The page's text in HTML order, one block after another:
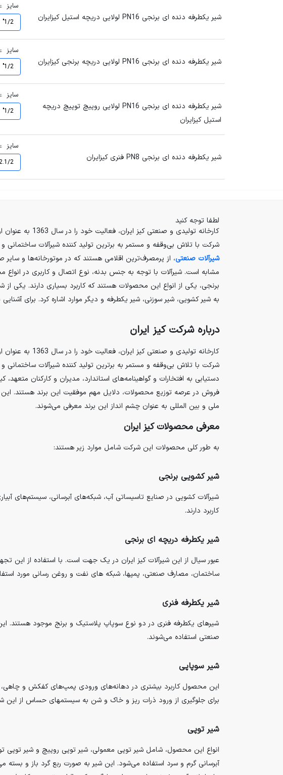
شیر یکطرفه دنده ای برنجی PN16 لولایی دریچه استیل کیزایران
سایز
1/2"
شیر یکطرفه دنده ای برنجی PN16 لولایی دریچه برنجی کیزایران
سایز
1/2"
شیر یکطرفه دنده ای برنجی PN16 لولایی روپیچ توپیچ دریچه
استیل کیزایران
سایز
1/2"
شیر یکطرفه دنده ای برنجی PN8 فنری کیزایران
سایز
2"
لطفا توجه کنید
کارخانه
شرکت با تلاش بی‌وقفه و مستمر به برترین تولید کننده شیرآلات
شیرآلات صنعتی، از پرمصرف‌ترین اقلامی هستند که در موتورخانه‌ها و
مشابه است. شیرآلات با توجه به جنس بدنه، نوع اتصال و کاربری در
برنجی، یکی از انواع این محصولات هستند که کاربرد بسیاری دارند. یکی
به شیر کشویی، شیر سوزنی، شیر یکطرفه و دیگر موارد اشاره کرد. برای
درباره شرکت کیز ایران
کارخانه
شرکت با تلاش بی‌وقفه و مستمر به برترین تولید کننده شیرآلات
دستیابی به افتخارات و گواهینامه‌های استاندارد، مدیران و کارکنان
فروش در عرصه توزیع محصولات، دلایل مهم موفقیت این برند هستند.
ملی و بین المللی به عنوان چشم انداز این برند معرفی می‌شوند.
معرفی محصولات کیز ایران
به طور کلی محصولات این شرکت شامل موارد زیر هستند:
شیر کشویی برنجی
شیرآلات کشویی در صنایع تاسیساتی آب، شبکه‌های آبرسانی، سیستم‌های
کاربرد دارند.
شیر یکطرفه دریچه ای برنجی
عبور سیال از این شیرآلات کیز ایران در یک جهت است. با استفاده از این
ساختمان، مصارف صنعتی، پمپها، شبکه های نفت و روغن رسانی مورد
شیر یکطرفه فنری
شیرهای یکطرفه فنری در دو نوع سوپاپ پلاستیک و برنج موجود هستند.
صنعتی استفاده می‌شوند.
شیر سوپاپی
این محصول کاربرد بیشتری در دهانه‌های ورودی پمپ‌های کفکش و
برای جلوگیری از ورود ذرات ریز و خاک و شن به سیستمهای حساس از این
شیر توپی
انواع این محصول، شامل شیر توپی معمولی، شیر توپی روپیچ و شیر
آبرسانی گرم و سرد استفاده می‌شود. این شیر به صورت ربع گرد باز و